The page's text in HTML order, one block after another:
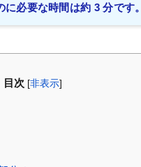
必要な時間は約 3 分です。
目次 [非表示]